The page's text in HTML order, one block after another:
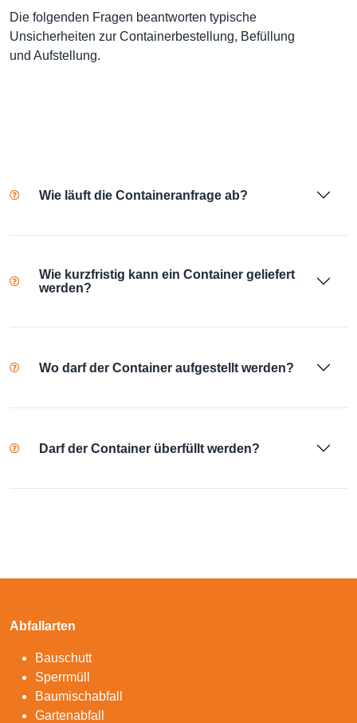
Die folgenden Fragen beantworten typische
Unsicherheiten zur Containerbestellung, Befüllung
und Aufstellung.
Wie läuft die Containeranfrage ab?
Wie kurzfristig kann ein Container geliefert
werden?
Wo darf der Container aufgestellt werden?
Darf der Container überfüllt werden?
Abfallarten
Bauschutt
Sperrmüll
Baumischabfall
Gartenabfall